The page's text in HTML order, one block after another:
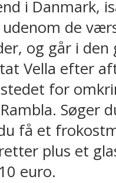
i Danmark,
de
og går i den
Vella efter
for
Søger
få et
plus et
euro.